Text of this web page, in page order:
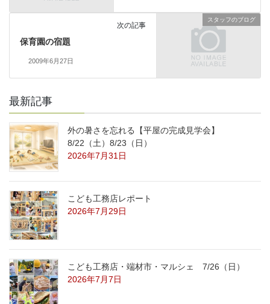
スタッフのブログ
次の記事
保育園の宿題
2009年6月27日
最新記事
外の暑さを忘れる【平屋の完成見学会】
8/22（土）8/23（日）
2026年7月31日
こども工務店レポート
2026年7月29日
こども工務店・端材市・マルシェ 7/26（日）
2026年7月7日